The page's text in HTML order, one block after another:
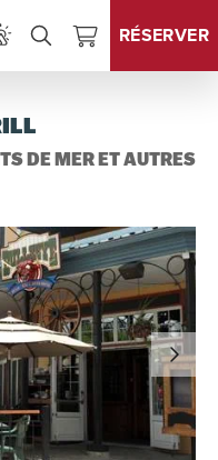
RÉSERVER
DE MER ET AUTRES